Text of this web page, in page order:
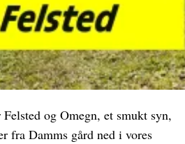
fra Damms gård ned i vores